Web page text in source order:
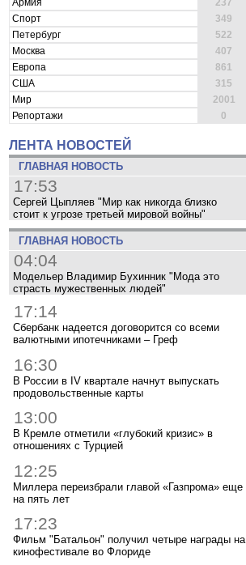
Спорт
349
Петербург
522
Москва
407
Европа
861
США
315
Мир
2001
Репортажи
0
ЛЕНТА НОВОСТЕЙ
ГЛАВНАЯ НОВОСТЬ
17:53
Сергей Цыпляев "Мир как никогда близко
стоит к угрозе третьей мировой войны"
ГЛАВНАЯ НОВОСТЬ
04:04
Модельер Владимир Бухинник "Мода это
страсть мужественных людей"
17:14
Сбербанк надеется договорится со всеми
валютными ипотечниками – Греф
16:30
В России в IV квартале начнут выпускать
продовольственные карты
13:00
В Кремле отметили «глубокий кризис» в
отношениях с Турцией
12:25
Миллера переизбрали главой «Газпрома» еще
на пять лет
17:23
Фильм "Батальон" получил четыре награды на
кинофестивале во Флориде